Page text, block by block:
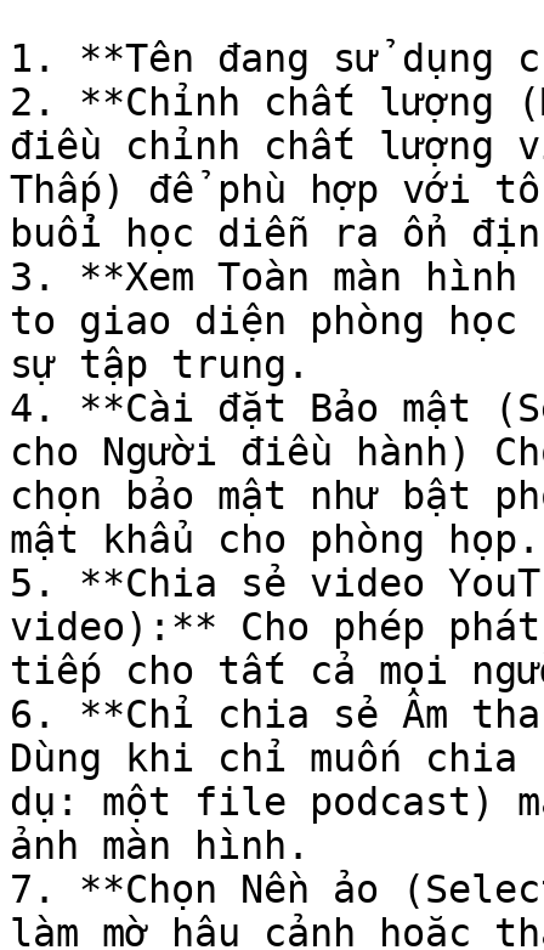
1. **Tên đang sử dụng
2. **Chỉnh chất lượng
điều chỉnh chất lượng
Thấp) để phù hợp với
buổi học diễn ra ổn
3. **Xem Toàn màn
to giao diện phòng học
sự tập trung.
4. **Cài đặt Bảo mật
cho Người điều hành)
chọn bảo mật như bật
mật khẩu cho phòng họp.
5. **Chia sẻ video
video):** Cho phép
tiếp cho tất cả mọi
6. **Chỉ chia sẻ Âm
Dùng khi chỉ muốn
dụ: một file podcast)
ảnh màn hình.
7. **Chọn Nền ảo
làm mờ hậu cảnh hoặc